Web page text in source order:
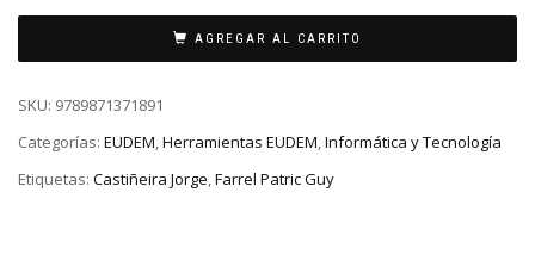
AGREGAR AL CARRITO
SKU: 9789871371891
Categorías: EUDEM,Herramientas EUDEM,Informática y Tecnología
Etiquetas: Castiñeira Jorge,Farrel Patric Guy